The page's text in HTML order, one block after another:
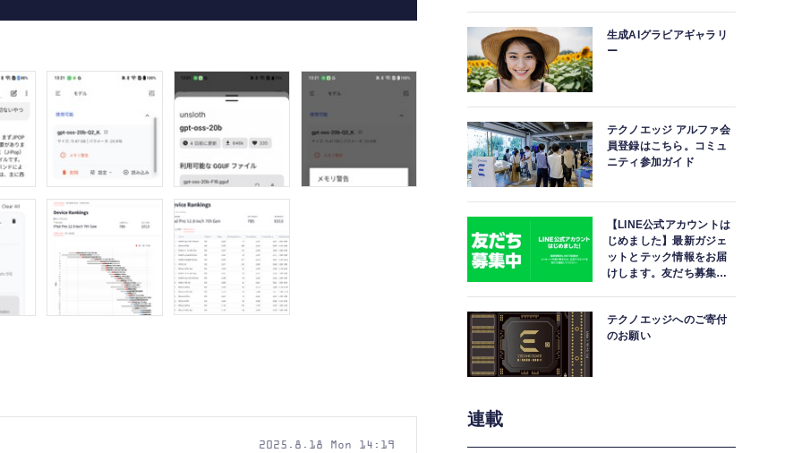
2025.8.18 Mon 14:19
生成AIグラビアギャラリ
ー
テクノエッジ アルファ会
員登録はこちら。コミュ
ニティ参加ガイド
【LINE公式アカウントは
じめました】最新ガジェ
ットとテック情報をお届
けします。友だち募集
テクノエッジへのご寄付
のお願い
連載